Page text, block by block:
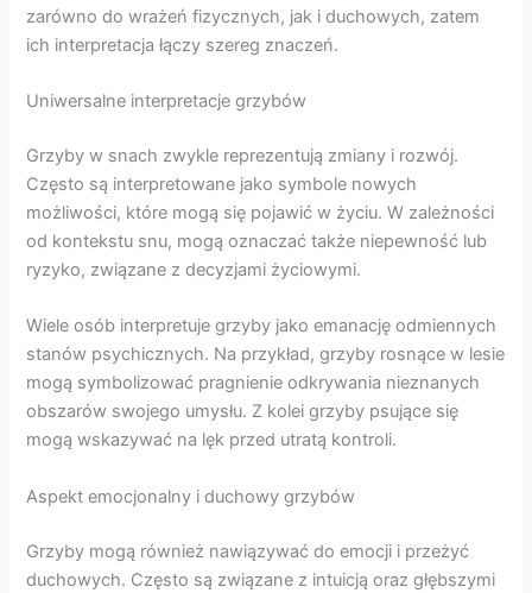
zarówno do wrażeń fizycznych, jak i duchowych, zatem
ich interpretacja łączy szereg znaczeń.
Uniwersalne interpretacje grzybów
Grzyby w snach zwykle reprezentują zmiany i rozwój.
Często są interpretowane jako symbole nowych
możliwości, które mogą się pojawić w życiu. W zależności
od kontekstu snu, mogą oznaczać także niepewność lub
ryzyko, związane z decyzjami życiowymi.
Wiele osób interpretuje grzyby jako emanację odmiennych
stanów psychicznych. Na przykład, grzyby rosnące w lesie
mogą symbolizować pragnienie odkrywania nieznanych
obszarów swojego umysłu. Z kolei grzyby psujące się
mogą wskazywać na lęk przed utratą kontroli.
Aspekt emocjonalny i duchowy grzybów
Grzyby mogą również nawiązywać do emocji i przeżyć
duchowych. Często są związane z intuicją oraz głębszymi